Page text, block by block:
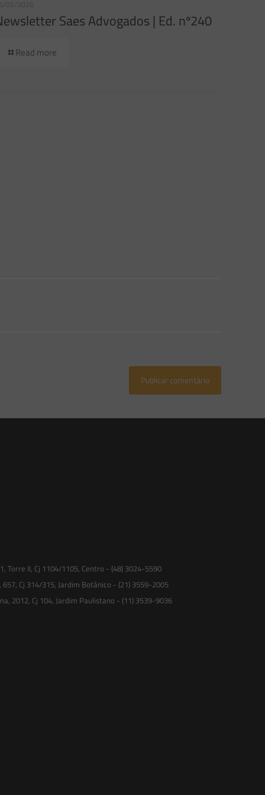
05/2026
Saes Advogados | Ed. nº240
Read more
Torre II, Cj 1104/1105, Centro - (48) 3024-5590
Cj 314/315, Jardim Botânico - (21) 3559-2005
2012, Cj 104, Jardim Paulistano - (11) 3539-9036